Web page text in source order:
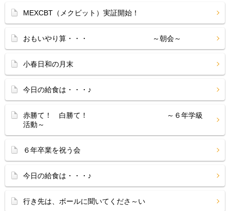
MEXCBT（メクビット）実証開始！
おもいやり算・・・ ～朝会～
小春日和の月末
今日の給食は・・・♪
赤勝て！ 白勝て！ ～６年学級
活動～
６年卒業を祝う会
今日の給食は・・・♪
行き先は、ボールに聞いてくださ～い